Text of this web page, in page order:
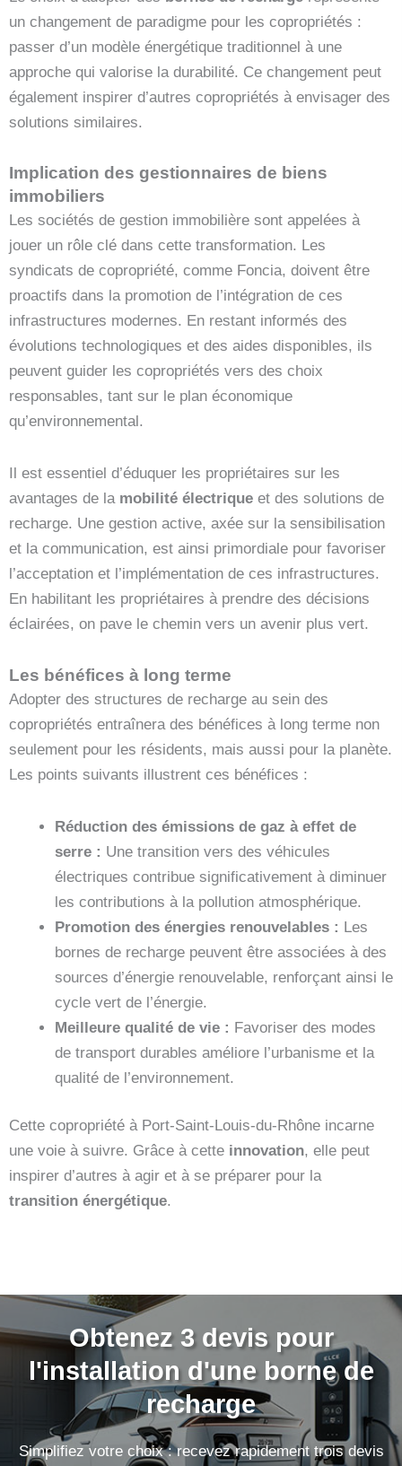
un changement de paradigme pour les copropriétés :
passer d’un modèle énergétique traditionnel à une
approche qui valorise la durabilité. Ce changement peut
également inspirer d’autres copropriétés à envisager des
solutions similaires.
Implication des gestionnaires de biens
immobiliers
Les sociétés de gestion immobilière sont appelées à
jouer un rôle clé dans cette transformation. Les
syndicats de copropriété, comme Foncia, doivent être
proactifs dans la promotion de l’intégration de ces
infrastructures modernes. En restant informés des
évolutions technologiques et des aides disponibles, ils
peuvent guider les copropriétés vers des choix
responsables, tant sur le plan économique
qu’environnemental.
Il est essentiel d’éduquer les propriétaires sur les
avantages de la mobilité électrique et des solutions de
recharge. Une gestion active, axée sur la sensibilisation
et la communication, est ainsi primordiale pour favoriser
l’acceptation et l’implémentation de ces infrastructures.
En habilitant les propriétaires à prendre des décisions
éclairées, on pave le chemin vers un avenir plus vert.
Les bénéfices à long terme
Adopter des structures de recharge au sein des
copropriétés entraînera des bénéfices à long terme non
seulement pour les résidents, mais aussi pour la planète.
Les points suivants illustrent ces bénéfices :
Réduction des émissions de gaz à effet de
serre : Une transition vers des véhicules
électriques contribue significativement à diminuer
les contributions à la pollution atmosphérique.
Promotion des énergies renouvelables : Les
bornes de recharge peuvent être associées à des
sources d’énergie renouvelable, renforçant ainsi le
cycle vert de l’énergie.
Meilleure qualité de vie : Favoriser des modes
de transport durables améliore l’urbanisme et la
qualité de l’environnement.
Cette copropriété à Port-Saint-Louis-du-Rhône incarne
une voie à suivre. Grâce à cette innovation, elle peut
inspirer d’autres à agir et à se préparer pour la
transition énergétique.
Obtenez 3 devis pour
l'installation d'une borne de
recharge
Simplifiez votre choix : recevez rapidement trois devis